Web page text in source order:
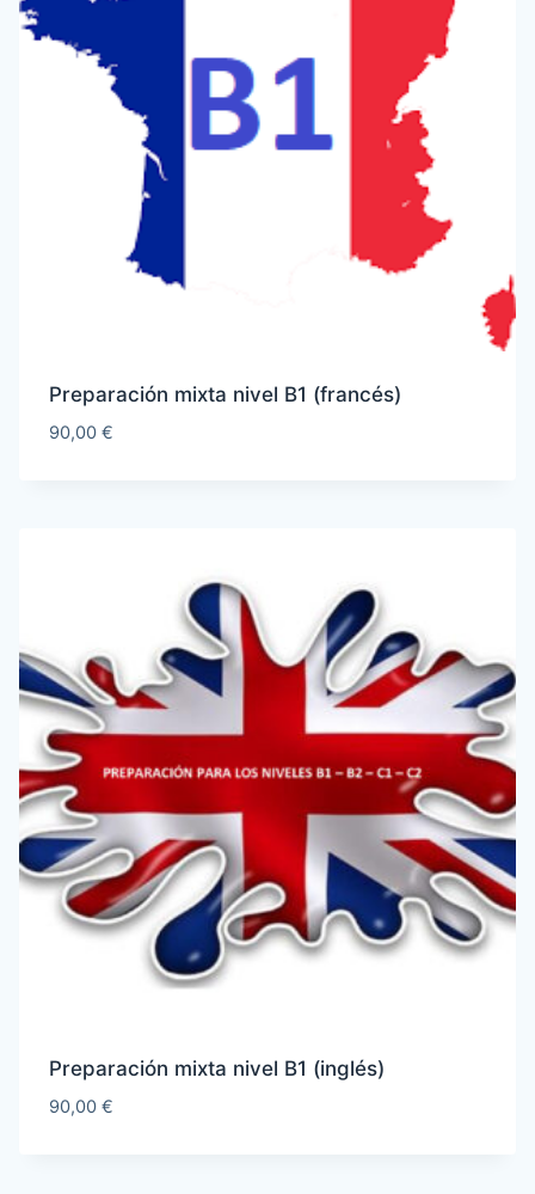
Preparación mixta nivel B1 (francés)
90,00 €
Preparación mixta nivel B1 (inglés)
90,00 €